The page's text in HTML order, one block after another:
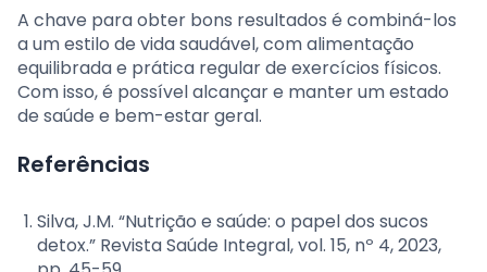
A chave para obter bons resultados é combiná-los
a um estilo de vida saudável, com alimentação
equilibrada e prática regular de exercícios físicos.
Com isso, é possível alcançar e manter um estado
de saúde e bem-estar geral.
Referências
Silva, J.M. “Nutrição e saúde: o papel dos sucos
detox.” Revista Saúde Integral, vol. 15, nº 4, 2023,